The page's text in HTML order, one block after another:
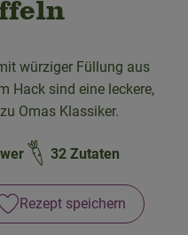
würziger Füllung aus
Hack sind eine leckere,
Omas Klassiker.
32 Zutaten
Rezept speichern